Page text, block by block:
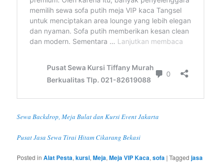
Sewa Backdrop, Meja Bulat dan Kursi Event Jakarta
Pusat Jasa Sewa Tirai Hitam Cikarang Bekasi
Posted in Alat Pesta,kursi,Meja,Meja VIP Kaca,sofa |Tagged jasa